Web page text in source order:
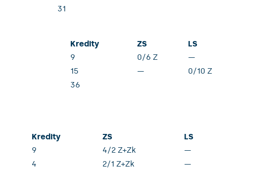
31
Kredity ZS LS
9 0/6 Z —
15 —
0/10 Z
36
Kredity ZS LS
9 4/2 Z+Zk —
4 2/1 Z+Zk —